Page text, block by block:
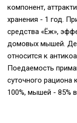
компонент,
хранения - 1 год.
средства «Ёж»,
домовых мышей.
относится к
Поедаемость
суточного рациона
100%, мышей - 85%